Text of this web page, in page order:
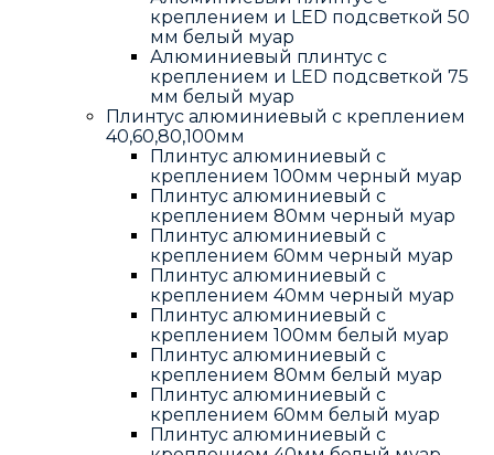
креплением и LED подсветкой 50
мм белый муар
Алюминиевый плинтус с
креплением и LED подсветкой 75
мм белый муар
Плинтус алюминиевый с креплением
40,60,80,100мм
Плинтус алюминиевый с
креплением 100мм черный муар
Плинтус алюминиевый с
креплением 80мм черный муар
Плинтус алюминиевый с
креплением 60мм черный муар
Плинтус алюминиевый с
креплением 40мм черный муар
Плинтус алюминиевый с
креплением 100мм белый муар
Плинтус алюминиевый с
креплением 80мм белый муар
Плинтус алюминиевый с
креплением 60мм белый муар
Плинтус алюминиевый с